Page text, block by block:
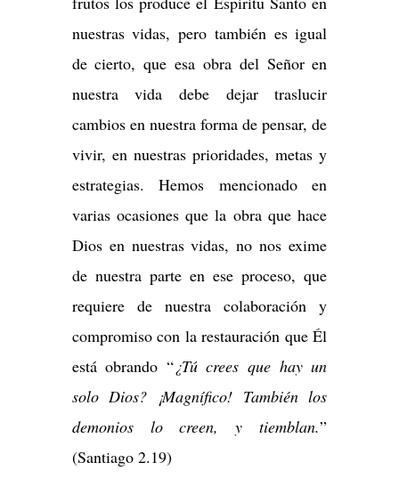
nuestras vidas, pero también es igual
de cierto, que esa obra del Señor en
nuestra vida debe dejar traslucir
cambios en nuestra forma de pensar, de
vivir, en nuestras prioridades, metas y
estrategias. Hemos mencionado en
varias ocasiones que la obra que hace
Dios en nuestras vidas, no nos exime
de nuestra parte en ese proceso, que
requiere de nuestra colaboración y
compromiso con la restauración que Él
está obrando “¿Tú crees que hay un
solo Dios? ¡Magnífico! También los
demonios lo creen, y tiemblan.”
(Santiago 2.19)